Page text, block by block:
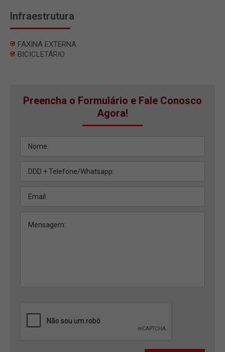
Infraestrutura
FAXINA EXTERNA
BICICLETÁRIO
Preencha o Formulário e Fale Conosco
Agora!